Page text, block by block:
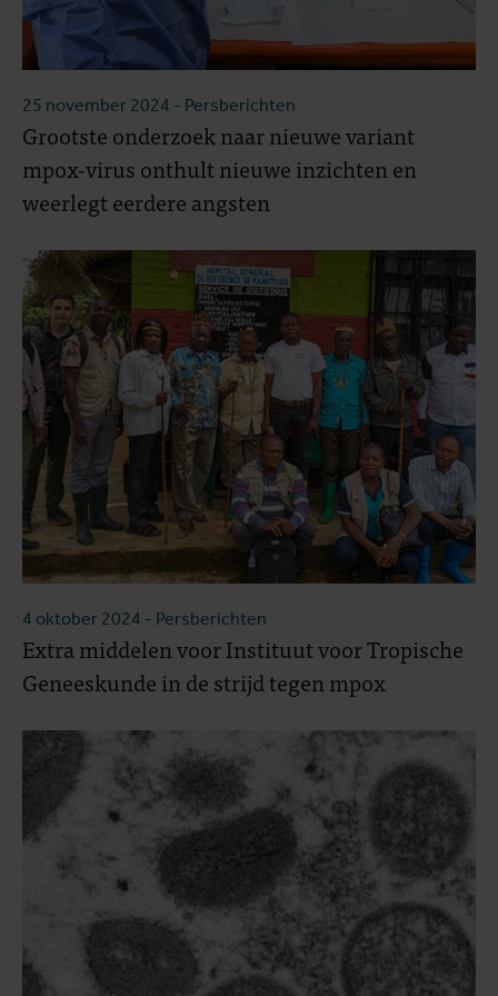
25 november 2024 - Persberichten
Grootste onderzoek naar nieuwe variant
mpox-virus onthult nieuwe inzichten en
weerlegt eerdere angsten
4 oktober 2024 - Persberichten
Extra middelen voor Instituut voor Tropische
Geneeskunde in de strijd tegen mpox